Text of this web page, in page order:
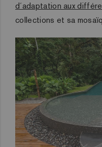
d´adaptation aux
collections et sa